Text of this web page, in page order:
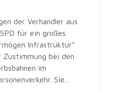
der Verhandler aus
für ein großes
Infrastruktur“
Zustimmung bei den
im
Sie...